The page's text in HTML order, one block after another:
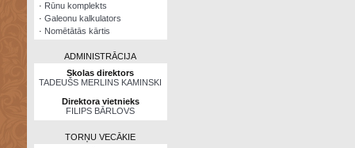
· Rūnu komplekts
· Galeonu kalkulators
· Nomētātās kārtis
ADMINISTRĀCIJA
Skolas direktors
TADEUŠS MERLINS KAMINSKI
Direktora vietnieks
FILIPS BĀRLOVS
TORŅU VECĀKIE